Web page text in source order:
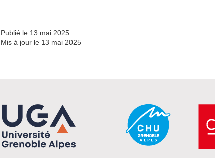
Publié le 13 mai 2025
Mis à jour le 13 mai 2025